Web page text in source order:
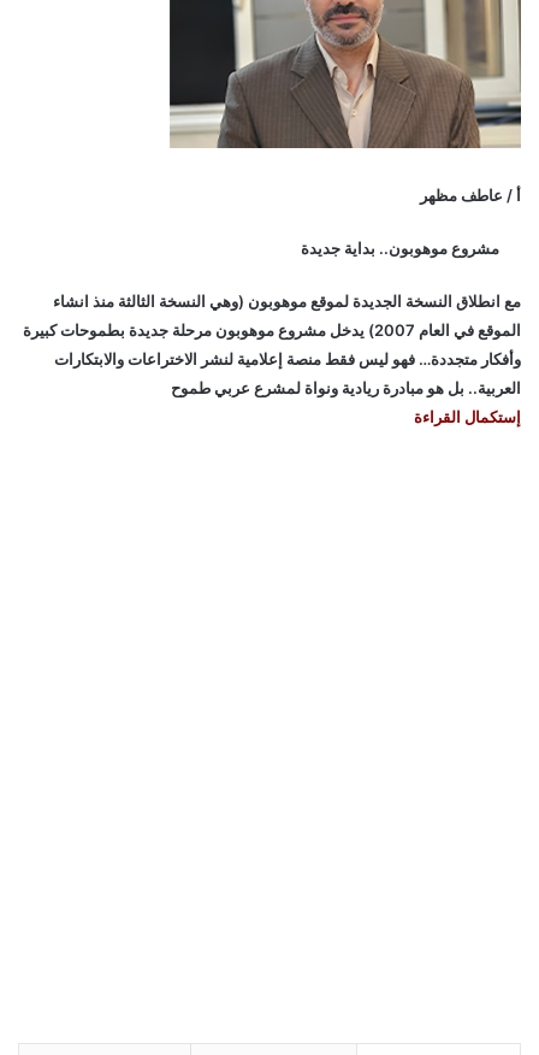
أ / عاطف مظهر
مشروع موهوبون.. بداية جديدة
مع انطلاق النسخة الجديدة لموقع موهوبون (وهي النسخة الثالثة منذ انشاء
الموقع في العام 2007) يدخل مشروع موهوبون مرحلة جديدة بطموحات كبيرة
وأفكار متجددة… فهو ليس فقط منصة إعلامية لنشر الاختراعات والابتكارات
العربية.. بل هو مبادرة ريادية ونواة لمشرع عربي طموح
إستكمال القراءة